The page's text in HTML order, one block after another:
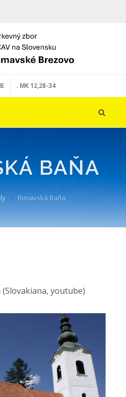
. MK 12,28-34
BAŇA
Rimavská Baňa
(Slovakiana, youtube)